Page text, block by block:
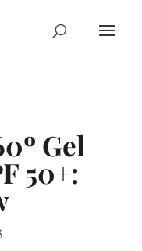
Gel
50+: